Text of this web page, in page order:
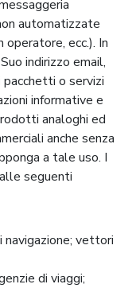
automatizzate
ecc.). In
indirizzo email,
o servizi
informative e
analoghi ed
anche senza
a tale uso. I
seguenti
navigazione; vettori
di viaggi;